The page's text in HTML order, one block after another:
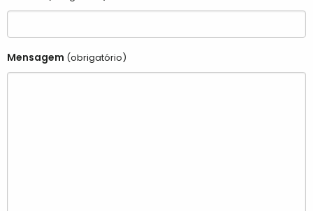
Mensagem (obrigatório)